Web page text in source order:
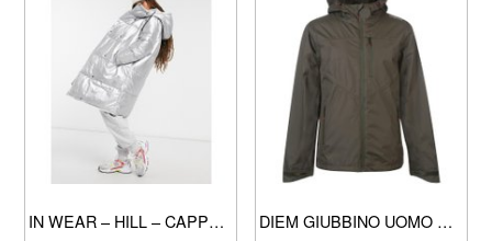
IN WEAR – HILL – CAPPOTTO IMBOTTITO COLOR ARGENTO DIEM GIUBBINO UOMO GREEN